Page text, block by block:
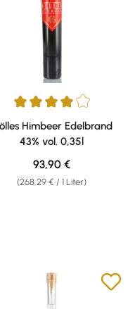
von 5 SternenBewertung
Himbeer Edelbrand
43% vol. 0,35l
(268,29 € / 1 Liter)
Regulärer Preis:
93,90 €